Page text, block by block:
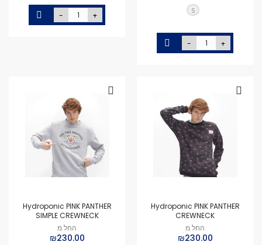
S
- +
- +
Hydroponic PINK PANTHER
CREWNECK
החל מ
₪230.00
Hydroponic PINK PANTHER
SIMPLE CREWNECK
החל מ
₪230.00